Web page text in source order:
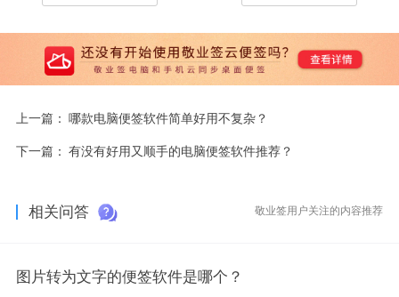
上一篇： 哪款电脑便签软件简单好用不复杂？
下一篇： 有没有好用又顺手的电脑便签软件推荐？
相关问答 敬业签用户关注的内容推荐
图片转为文字的便签软件是哪个？